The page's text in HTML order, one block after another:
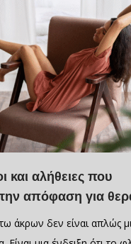
και αλήθειες που
απόφαση για
άκρων δεν είναι απλώς